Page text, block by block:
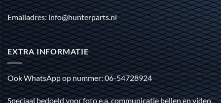
Emailadres: info@hunterparts.nl
EXTRA INFORMATIE
Ook WhatsApp op nummer: 06-54728924
Speciaal bedoeld voor foto e.a. communicatie bellen en video